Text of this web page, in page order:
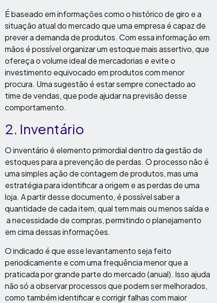
É baseado em informações como o histórico de giro e a
situação atual do mercado que uma empresa é capaz de
prever a demanda de produtos. Com essa informação em
mãos é possível organizar um estoque mais assertivo, que
ofereça o volume ideal de mercadorias e evite o
investimento equivocado em produtos com menor
procura. Uma sugestão é estar sempre conectado ao
time de vendas, que pode ajudar na previsão desse
comportamento.
2. Inventário
O inventário é elemento primordial dentro da gestão de
estoques para a prevenção de perdas. O processo não é
uma simples ação de contagem de produtos, mas uma
estratégia para identificar a origem e as perdas de uma
loja. A partir desse documento, é possível saber a
quantidade de cada item, qual tem mais ou menos saída e
a necessidade de compras, permitindo o planejamento
em cima dessas informações.
O indicado é que esse levantamento seja feito
periodicamente e com uma frequência menor que a
praticada por grande parte do mercado (anual). Isso ajuda
não só a observar processos que podem ser melhorados,
como também identificar e corrigir falhas com maior